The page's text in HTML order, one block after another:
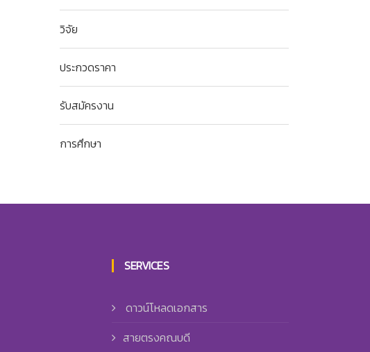
วิจัย
ประกวดราคา
รับสมัครงาน
การศึกษา
SERVICES
ดาวน์โหลดเอกสาร
สายตรงคณบดี